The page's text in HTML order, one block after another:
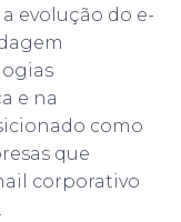
evolução do e-
e na
como
que
corporativo